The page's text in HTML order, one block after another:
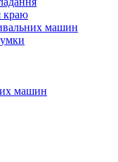
краю
машин
машин